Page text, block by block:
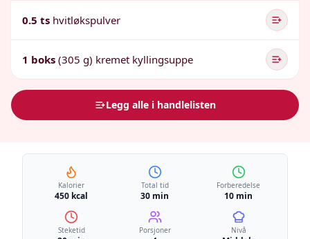
0.5 ts hvitløkspulver
1 boks (305 g) kremet kyllingsuppe
Legg alle i handlelisten
Kalorier
450 kcal
Total tid
30 min
Forberedelse
10 min
Steketid Porsjoner Nivå